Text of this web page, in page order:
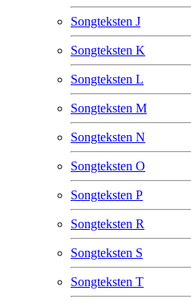
Songteksten J
Songteksten K
Songteksten L
Songteksten M
Songteksten N
Songteksten O
Songteksten P
Songteksten R
Songteksten S
Songteksten T